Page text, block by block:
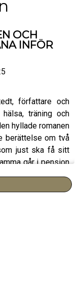
OCH
INFÖR
författare och
träning och
hyllade romanen
berättelse om två
just ska få sitt
går i pension
många lopp i